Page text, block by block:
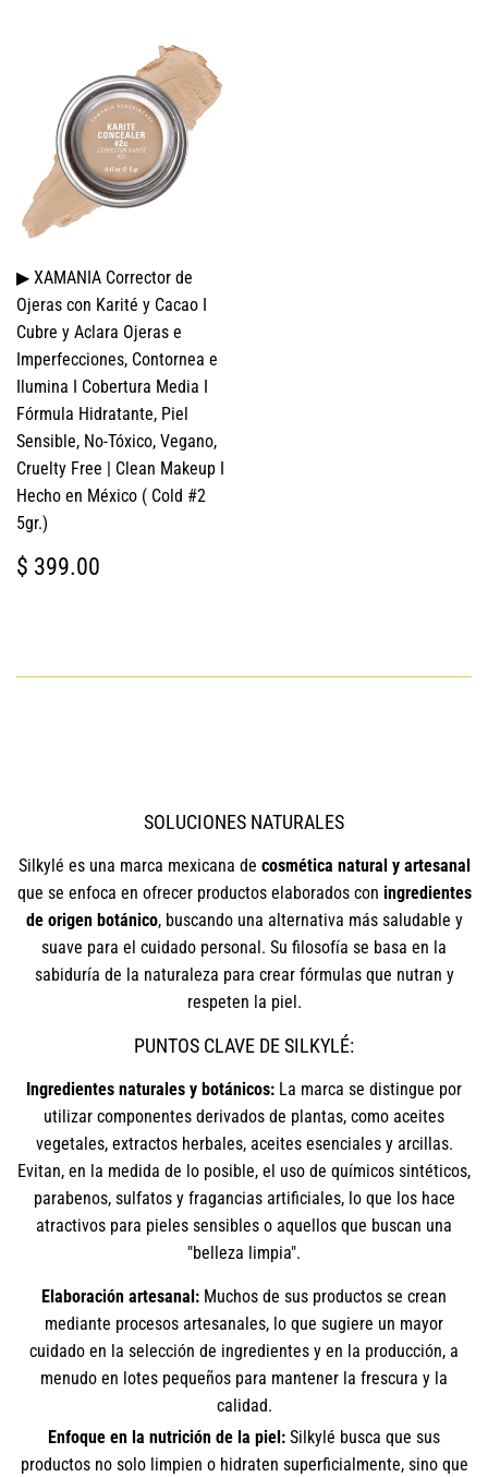
▶ XAMANIA Corrector de
Ojeras con Karité y Cacao I
Cubre y Aclara Ojeras e
Imperfecciones, Contornea e
Ilumina I Cobertura Media I
Fórmula Hidratante, Piel
Sensible, No-Tóxico, Vegano,
Cruelty Free | Clean Makeup I
Hecho en México ( Cold #2
5gr.)
PRECIO
HABITUAL
$ 399.00
SOLUCIONES NATURALES
Silkylé es una marca mexicana de cosmética natural y artesanal
que se enfoca en ofrecer productos elaborados con ingredientes
de origen botánico, buscando una alternativa más saludable y
suave para el cuidado personal. Su filosofía se basa en la
sabiduría de la naturaleza para crear fórmulas que nutran y
respeten la piel.
PUNTOS CLAVE DE SILKYLÉ:
Ingredientes naturales y botánicos: La marca se distingue por
utilizar componentes derivados de plantas, como aceites
vegetales, extractos herbales, aceites esenciales y arcillas.
Evitan, en la medida de lo posible, el uso de químicos sintéticos,
parabenos, sulfatos y fragancias artificiales, lo que los hace
atractivos para pieles sensibles o aquellos que buscan una
"belleza limpia".
Elaboración artesanal: Muchos de sus productos se crean
mediante procesos artesanales, lo que sugiere un mayor
cuidado en la selección de ingredientes y en la producción, a
menudo en lotes pequeños para mantener la frescura y la
calidad.
Enfoque en la nutrición de la piel: Silkylé busca que sus
productos no solo limpien o hidraten superficialmente, sino que